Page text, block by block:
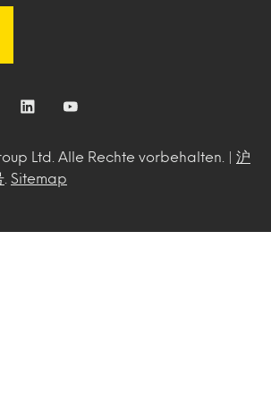
Ltd. Alle Rechte vorbehalten. | 沪
Sitemap